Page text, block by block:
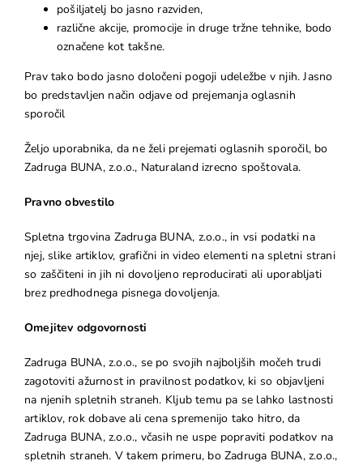
pošiljatelj bo jasno razviden,
različne akcije, promocije in druge tržne tehnike, bodo
označene kot takšne.
Prav tako bodo jasno določeni pogoji udeležbe v njih. Jasno
bo predstavljen način odjave od prejemanja oglasnih
sporočil
Željo uporabnika, da ne želi prejemati oglasnih sporočil, bo
Zadruga BUNA, z.o.o., Naturaland izrecno spoštovala.
Pravno obvestilo
Spletna trgovina Zadruga BUNA, z.o.o., in vsi podatki na
njej, slike artiklov, grafični in video elementi na spletni strani
so zaščiteni in jih ni dovoljeno reproducirati ali uporabljati
brez predhodnega pisnega dovoljenja.
Omejitev odgovornosti
Zadruga BUNA, z.o.o., se po svojih najboljših močeh trudi
zagotoviti ažurnost in pravilnost podatkov, ki so objavljeni
na njenih spletnih straneh. Kljub temu pa se lahko lastnosti
artiklov, rok dobave ali cena spremenijo tako hitro, da
Zadruga BUNA, z.o.o., včasih ne uspe popraviti podatkov na
spletnih straneh. V takem primeru, bo Zadruga BUNA, z.o.o.,